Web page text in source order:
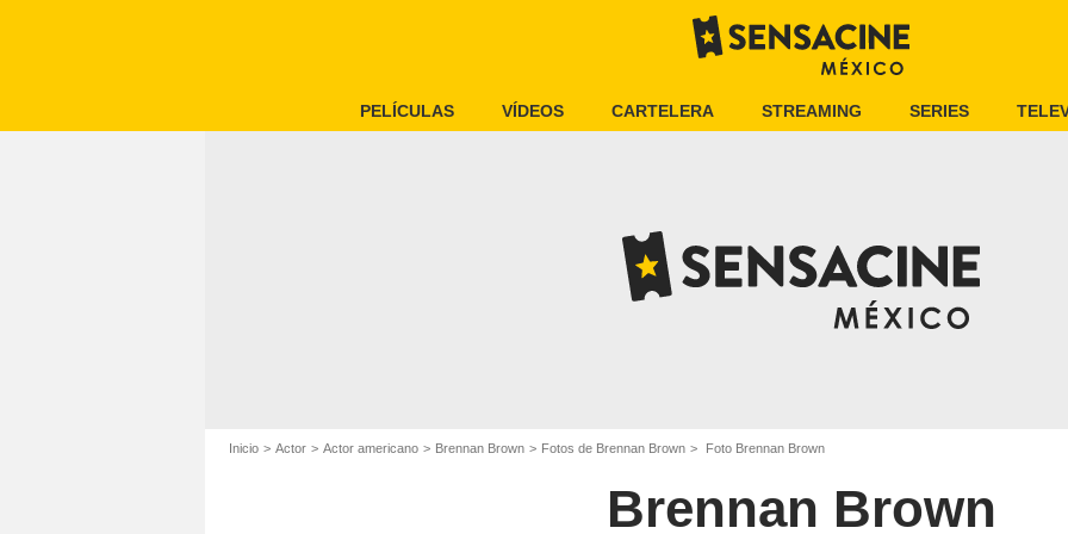
PELÍCULAS VÍDEOS CARTELERA STREAMING SERIES
Inicio Actor Actor americano Brennan Brown Fotos de Brennan Brown Foto Brennan Brown
Brennan Brown